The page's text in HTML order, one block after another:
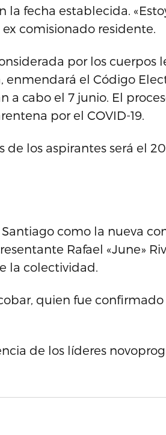
la fecha establecida.
comisionado residente.
por los cuerpos
enmendará el Código
a cabo el 7 junio. El
por el COVID-19.
de los aspirantes será el
como la nueva
Rafael «June»
la colectividad.
quien fue
de los líderes